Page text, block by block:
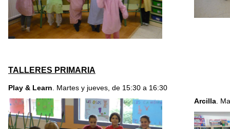
TALLERES PRIMARIA
Play & Learn . Martes y jueves, de 15:30 a 16:30
Arcilla .